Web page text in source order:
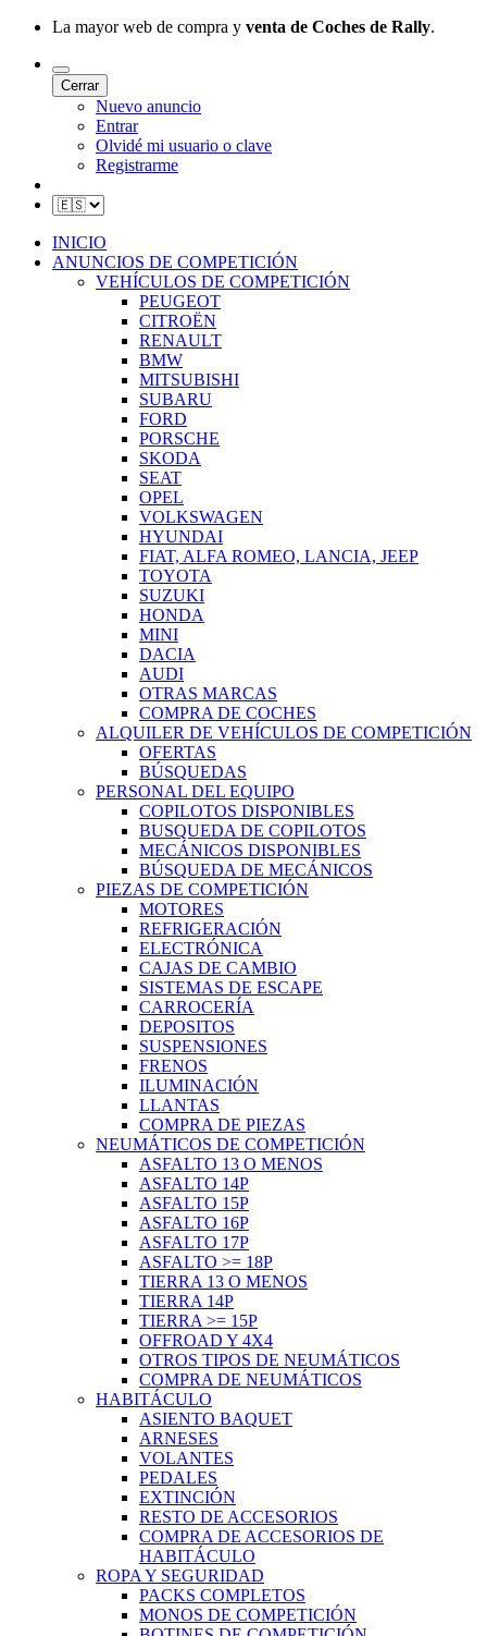
La mayor web de compra y venta de Coches de Rally.
Cerrar
Nuevo anuncio
Entrar
Olvidé mi usuario o clave
Registrarme
INICIO
ANUNCIOS DE COMPETICIÓN
VEHÍCULOS DE COMPETICIÓN
PEUGEOT
CITROËN
RENAULT
BMW
MITSUBISHI
SUBARU
FORD
PORSCHE
SKODA
SEAT
OPEL
VOLKSWAGEN
HYUNDAI
FIAT, ALFA ROMEO, LANCIA, JEEP
TOYOTA
SUZUKI
HONDA
MINI
DACIA
AUDI
OTRAS MARCAS
COMPRA DE COCHES
ALQUILER DE VEHÍCULOS DE COMPETICIÓN
OFERTAS
BÚSQUEDAS
PERSONAL DEL EQUIPO
COPILOTOS DISPONIBLES
BUSQUEDA DE COPILOTOS
MECÁNICOS DISPONIBLES
BÚSQUEDA DE MECÁNICOS
PIEZAS DE COMPETICIÓN
MOTORES
REFRIGERACIÓN
ELECTRÓNICA
CAJAS DE CAMBIO
SISTEMAS DE ESCAPE
CARROCERÍA
DEPOSITOS
SUSPENSIONES
FRENOS
ILUMINACIÓN
LLANTAS
COMPRA DE PIEZAS
NEUMÁTICOS DE COMPETICIÓN
ASFALTO 13 O MENOS
ASFALTO 14P
ASFALTO 15P
ASFALTO 16P
ASFALTO 17P
ASFALTO >= 18P
TIERRA 13 O MENOS
TIERRA 14P
TIERRA >= 15P
OFFROAD Y 4X4
OTROS TIPOS DE NEUMÁTICOS
COMPRA DE NEUMÁTICOS
HABITÁCULO
ASIENTO BAQUET
ARNESES
VOLANTES
PEDALES
EXTINCIÓN
RESTO DE ACCESORIOS
COMPRA DE ACCESORIOS DE
HABITÁCULO
ROPA Y SEGURIDAD
PACKS COMPLETOS
MONOS DE COMPETICIÓN